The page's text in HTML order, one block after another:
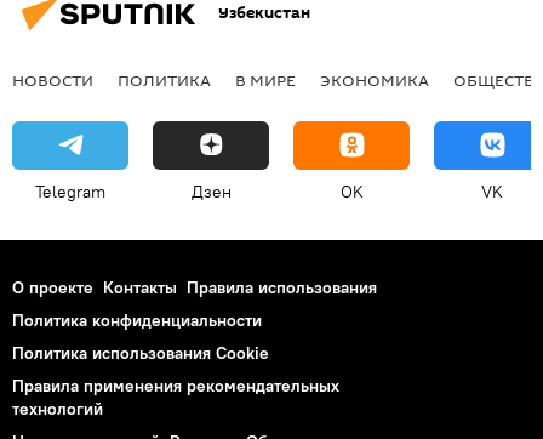
Узбекистан
НОВОСТИ ПОЛИТИКА В МИРЕ ЭКОНОМИКА
Telegram Дзен OK VK
О проекте Контакты Правила использования
Политика конфиденциальности
Политика использования Cookie
Правила применения рекомендательных
технологий